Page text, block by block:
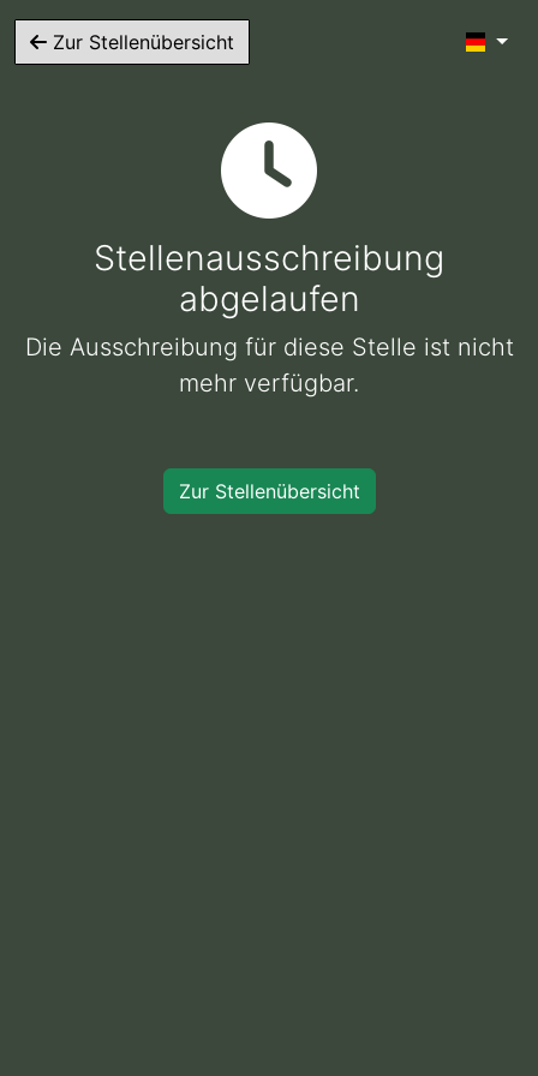
Zur Stellenübersicht
Stellenausschreibung
abgelaufen
Die Ausschreibung für diese Stelle ist nicht
mehr verfügbar.
Zur Stellenübersicht